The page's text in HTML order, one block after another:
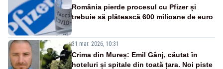
România pierde procesul cu Pfizer și
trebuie să plătească 600 milioane de euro
31 mar. 2026, 10:31
Crima din Mureș: Emil Gânj, căutat în
hoteluri și spitale din toată țara. Noi piste